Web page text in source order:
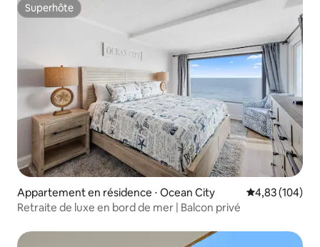
Superhôte
Superhôte
Appartement en résidence ⋅ Ocean City Évaluation
4,83 (104)
Retraite de luxe en bord de mer | Balcon privé